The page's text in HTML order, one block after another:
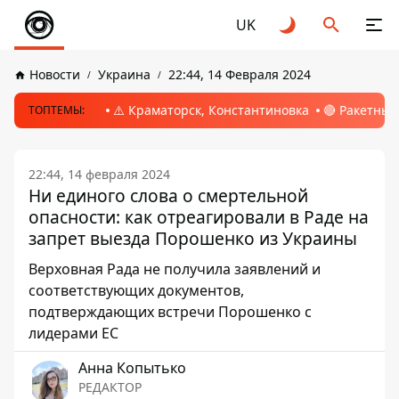
UK
Новости Украина 22:44, 14 Февраля 2024
ТОПТЕМЫ: ⚠️ Краматорск, Константиновка 🔴
22:44, 14 февраля 2024
Ни единого слова о смертельной
опасности: как отреагировали в Раде на
запрет выезда Порошенко из Украины
Верховная Рада не получила заявлений и
соответствующих документов,
подтверждающих встречи Порошенко с
лидерами ЕС
Анна Копытько
РЕДАКТОР